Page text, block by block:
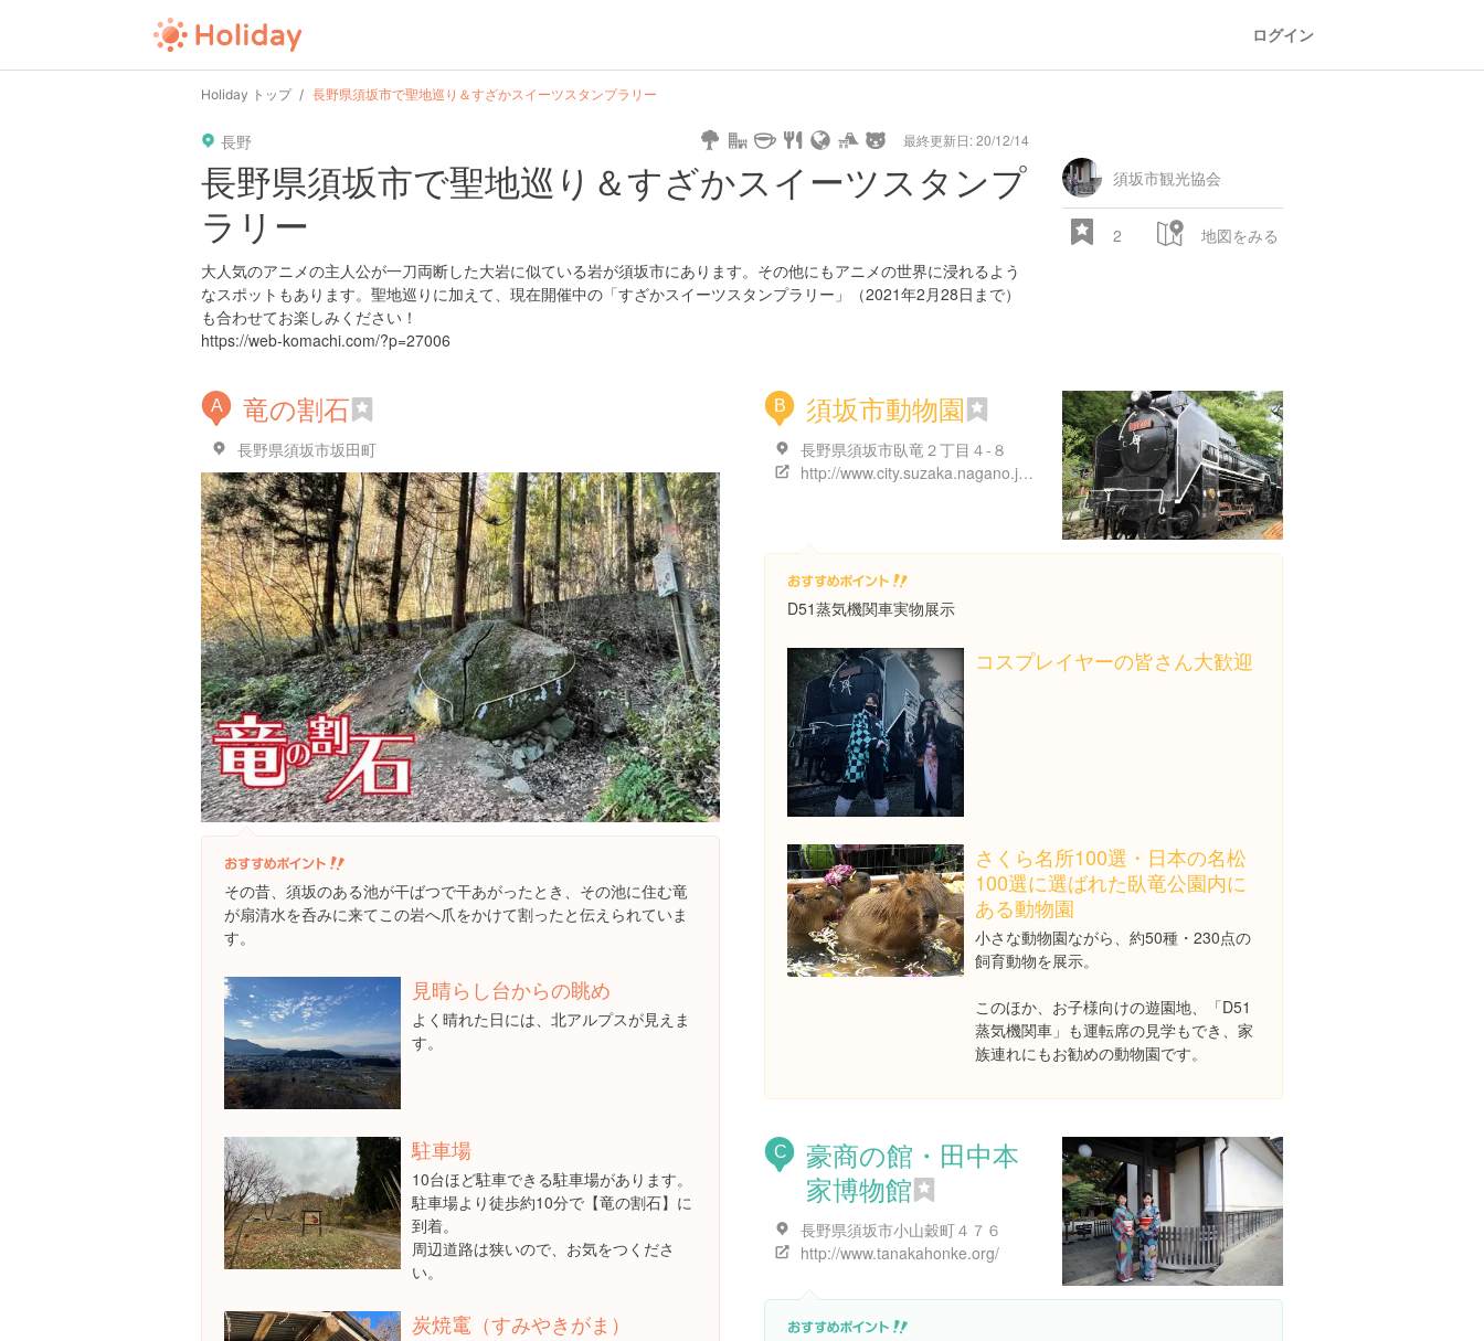
ログイン
Holiday トップ 長野県須坂市で聖地巡り＆すざかスイーツスタンプラリー
長野 最終更新日: 20/12/14
28.522 px
user pin time url guide type camera settings print rank
長野県須坂市で聖地巡り＆すざかスイーツスタンプ
ラリー
大人気のアニメの主人公が一刀両断した大岩に似ている岩が須坂市にあります。その他にもアニメの世界に浸れるよう
なスポットもあります。聖地巡りに加えて、現在開催中の「すざかスイーツスタンプラリー」（2021年2月28日まで）
も合わせてお楽しみください！
https://web-komachi.com/?p=27006
須坂市観光協会
2 地図をみる
A 竜の割石
長野県須坂市坂田町
その昔、須坂のある池が干ばつで干あがったとき、その池に住む竜
が扇清水を呑みに来てこの岩へ爪をかけて割ったと伝えられていま
す。
見晴らし台からの眺め
よく晴れた日には、北アルプスが見えま
す。
駐車場
10台ほど駐車できる駐車場があります。
駐車場より徒歩約10分で【竜の割石】に
到着。
周辺道路は狭いので、お気をつくださ
い。
炭焼竃（すみやきがま）
B 須坂市動物園
長野県須坂市臥竜２丁目４-８
http://www.city.suzaka.nagano.jp/enjoy/kankou/suzakazoo/
D51蒸気機関車実物展示
コスプレイヤーの皆さん大歓迎
さくら名所100選・日本の名松
100選に選ばれた臥竜公園内に
ある動物園
小さな動物園ながら、約50種・230点の
飼育動物を展示。
このほか、お子様向けの遊園地、「D51
蒸気機関車」も運転席の見学もでき、家
族連れにもお勧めの動物園です。
C
豪商の館・田中本
家博物館
長野県須坂市小山穀町４７６
http://www.tanakahonke.org/